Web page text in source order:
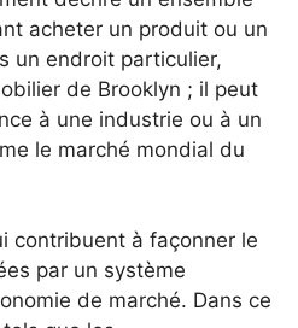
acheter un produit ou un
un endroit particulier,
de Brooklyn ; il peut
à une industrie ou à un
le marché mondial du
contribuent à façonner le
par un système
de marché. Dans ce